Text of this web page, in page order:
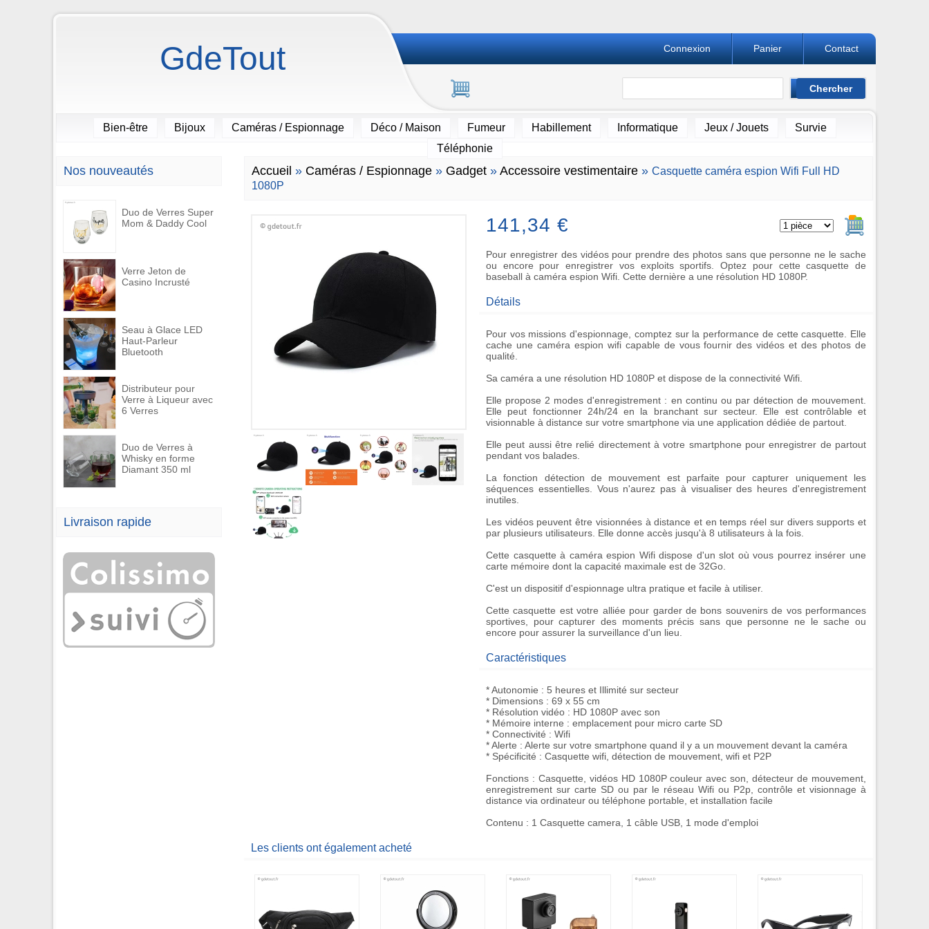
GdeTout Contact
Panier
Connexion
Bien-être Bijoux Caméras / Espionnage Déco / Maison Fumeur Habillement Informatique Jeux / Jouets
Survie
Téléphonie
Nos nouveautés
Duo de Verres Super
Mom & Daddy Cool
Verre Jeton de
Casino Incrusté
Seau à Glace LED
Haut-Parleur
Bluetooth
Distributeur pour
Verre à Liqueur avec
6 Verres
Duo de Verres à
Whisky en forme
Diamant 350 ml
Livraison rapide
Accueil » Caméras / Espionnage » Gadget » Accessoire vestimentaire » Casquette caméra espion Wifi Full HD
1080P
141,34 €
Pour enregistrer des vidéos pour prendre des photos sans que personne ne le sache
ou encore pour enregistrer vos exploits sportifs. Optez pour cette casquette de
baseball à caméra espion Wifi. Cette dernière a une résolution HD 1080P.
Détails
Pour vos missions d'espionnage, comptez sur la performance de cettecasquette . Elle
cache une caméra espion wificapable de vous fournir des vidéos et des photos de
qualité.
Sa caméra a une résolution HD 1080P et dispose de la connectivité Wifi
Elle propose 2 modes d'enregistrement : en continu ou par détection de mouvement
Elle peut fonctionner 24h/24 en la branchant sur secteur. Elle est contrôlable et
visionnable à distance sur votre smartphone via une application dédiée de partout.
Elle peut aussi être relié directement à votre smartphone pour enregistrer de partout
pendant vos balades.
La fonction détection de mouvement est parfaite pour capturer uniquement les
séquences essentielles. Vous n'aurez pas à visualiser des heures d'enregistrement
inutiles.
Les vidéos peuvent être visionnées à distance et en temps réel sur divers supports et
par plusieurs utilisateurs. Elle donne accès jusqu'à 8 utilisateurs à la fois.
Cette casquette à caméra espion Wifidispose d'un slot où vous pourrez insérer une
carte mémoire dont la capacité maximale est de 32Go.
C'est un dispositif d'espionnage ultra pratique et facile à utiliser.
Cette casquette est votre alliée pour garder de bons souvenirs de vos performances
sportives, pour capturer des moments précis sans que personne ne le sache ou
encore pour assurer la surveillance d'un lieu.
Caractéristiques
* Autonomie : 5 heures et Illimité sur secteur
* Dimensions : 69 x 55 cm
* Résolution vidéo : HD 1080P avec son
* Mémoire interne : emplacement pour micro carte SD
* Connectivité : Wifi
* Alerte : Alerte sur votre smartphone quand il y a un mouvement devant la caméra
* Spécificité : Casquette wifi, détection de mouvement, wifi et P2P
Fonctions : Casquette, vidéos HD 1080P couleur avec son, détecteur de mouvement,
enregistrement sur carte SD ou par le réseau Wifi ou P2p, contrôle et visionnage à
distance via ordinateur ou téléphone portable, et installation facile
Contenu : 1 Casquette camera, 1 câble USB, 1 mode d'emploi
Les clients ont également acheté